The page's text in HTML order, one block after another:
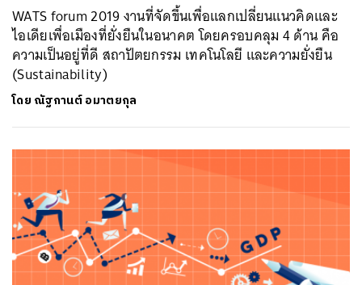
WATS forum 2019 งานที่จัดขึ้นเพื่อแลกเปลี่ยนแนวคิดและ
ไอเดียเพื่อเมืองที่ยั่งยืนในอนาคต โดยครอบคลุม 4 ด้าน คือ
ความเป็นอยู่ที่ดี สถาปัตยกรรม เทคโนโลยี และความยั่งยืน
(Sustainability)
โดย ณัฐกานต์ อมาตยกุล